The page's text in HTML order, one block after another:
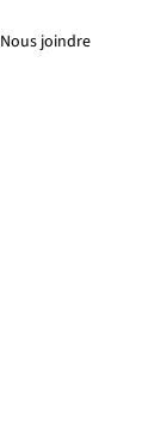
Nous joindre